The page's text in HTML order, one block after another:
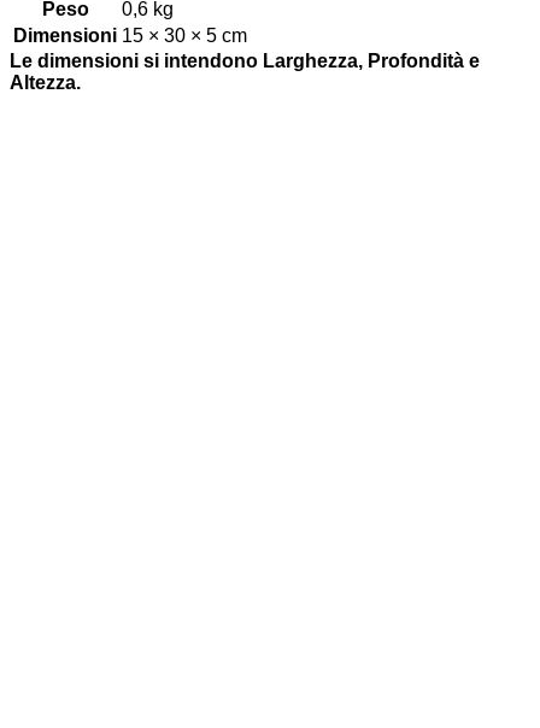
Peso
0,6 kg
Dimensioni 15 × 30 × 5 cm
Le dimensioni si intendono Larghezza, Profondità e
Altezza.